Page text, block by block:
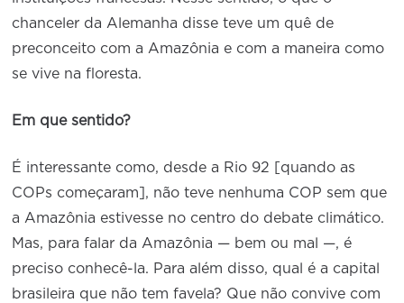
chanceler da Alemanha disse teve um quê de
preconceito com a Amazônia e com a maneira como
se vive na floresta.
Em que sentido?
É interessante como, desde a Rio 92 [quando as
COPs começaram], não teve nenhuma COP sem que
a Amazônia estivesse no centro do debate climático.
Mas, para falar da Amazônia — bem ou mal —, é
preciso conhecê-la. Para além disso, qual é a capital
brasileira que não tem favela? Que não convive com